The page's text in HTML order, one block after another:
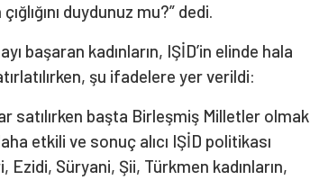
duydunuz mu?” dedi.
başaran kadınların, IŞİD’in elinde hala
şu ifadelere yer verildi:
satılırken başta Birleşmiş Milletler olmak
etkili ve sonuç alıcı IŞİD politikası
Süryani, Şii, Türkmen kadınların,